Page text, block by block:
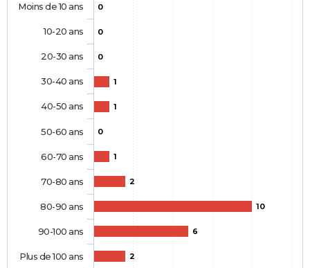
0
0
0
1
1
0
1
2
10
6
2
Moins de 10 ans
10-20 ans
20-30 ans
30-40 ans
40-50 ans
50-60 ans
60-70 ans
70-80 ans
80-90 ans
90-100 ans
Plus de 100 ans